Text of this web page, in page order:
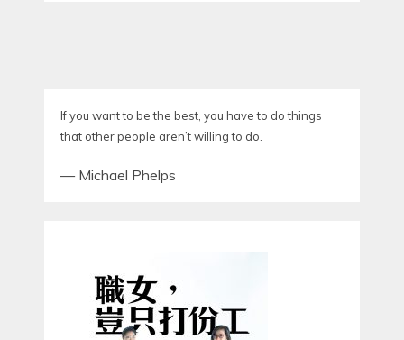
If you want to be the best, you have to do things
that other people aren’t willing to do.
— Michael Phelps